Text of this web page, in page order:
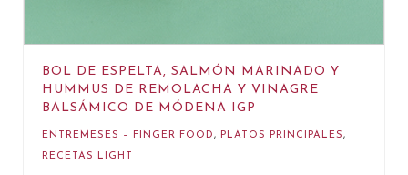
BOL DE ESPELTA, SALMÓN MARINADO Y
HUMMUS DE REMOLACHA Y VINAGRE
BALSÁMICO DE MÓDENA IGP
ENTREMESES – FINGER FOOD, PLATOS PRINCIPALES,
RECETAS LIGHT